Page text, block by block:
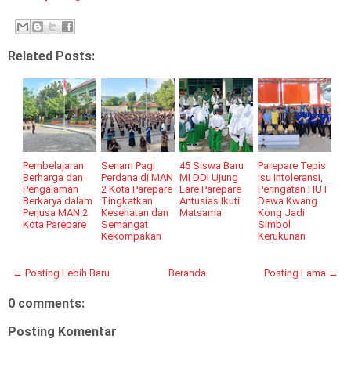
Related Posts:
Pembelajaran
Berharga dan
Pengalaman
Berkarya dalam
Perjusa MAN 2
Kota Parepare
Senam Pagi
Perdana di MAN
2 Kota Parepare
Tingkatkan
Kesehatan dan
Semangat
Kekompakan
45 Siswa Baru
MI DDI Ujung
Lare Parepare
Antusias Ikuti
Matsama
Parepare Tepis
Isu Intoleransi,
Peringatan HUT
Dewa Kwang
Kong Jadi
Simbol
Kerukunan
← Posting Lebih Baru Posting Lama →
Beranda
0 comments:
Posting Komentar